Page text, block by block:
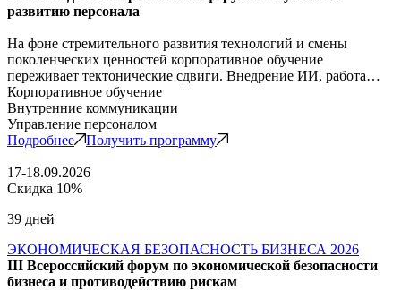
развитию персонала
На фоне стремительного развития технологий и смены
поколенческих ценностей корпоративное обучение
переживает тектонические сдвиги. Внедрение ИИ, работа…
Корпоративное обучение
Внутренние коммуникации
Управление персоналом
Подробнее
Получить программу
17-18.09.2026
Скидка 10%
39 дней
ЭКОНОМИЧЕСКАЯ БЕЗОПАСНОСТЬ БИЗНЕСА 2026
III Всероссийский форум по экономической безопасности
бизнеса и противодействию рискам